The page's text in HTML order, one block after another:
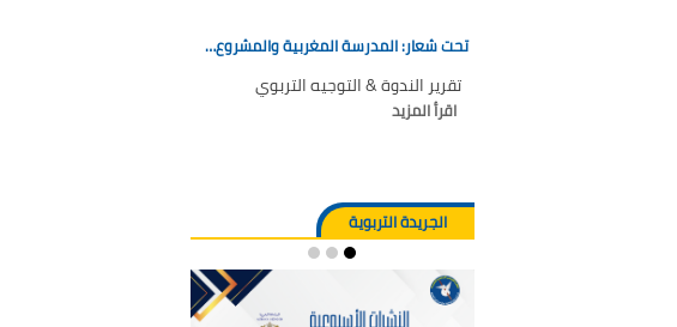
تحت شعار: المدرسة المغربية والمشروع…
تقرير الندوة & التوجيه التربوي
اقرأ المزيد
الجريدة التربوية